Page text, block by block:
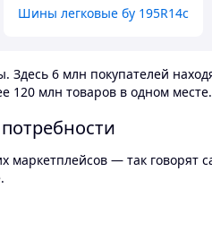
Шины легковые бу 195R14c
6 млн покупателей
120 млн товаров в одном месте.
маркетплейсов — так